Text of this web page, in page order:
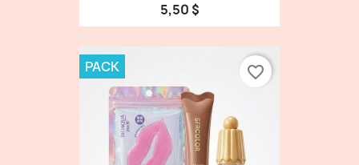
5,50 $
PACK favorite_border